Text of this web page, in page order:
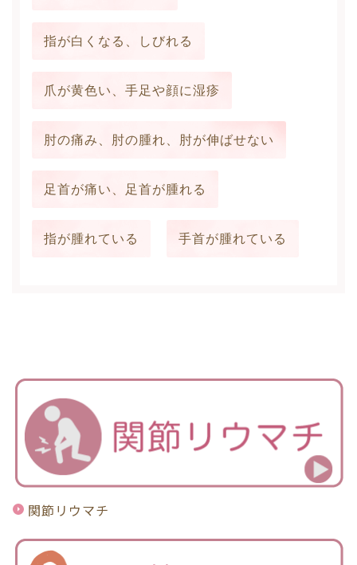
指が白くなる、しびれる
爪が黄色い、手足や顔に湿疹
肘の痛み、肘の腫れ、肘が伸ばせない
足首が痛い、足首が腫れる
指が腫れている 手首が腫れている
関節リウマチ